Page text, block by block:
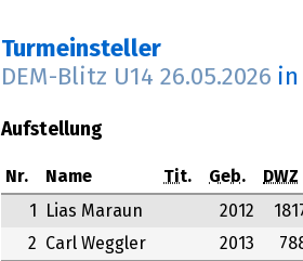
Turmeinsteller
DEM-Blitz U14 26.05.2026
Aufstellung
Nr. Name Tit. Geb. DWZ
1 Lias Maraun 2012
2
Carl Weggler 2013